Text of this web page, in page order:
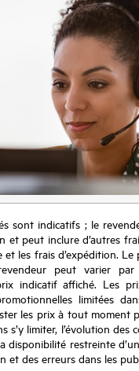
sont indicatifs ; le
et peut inclure d’autres
et les frais d’expédition.
peut varier par
indicatif affiché. Les
limitées
les prix à tout moment
s’y limiter, l’évolution des
disponibilité restreinte
et des erreurs dans les